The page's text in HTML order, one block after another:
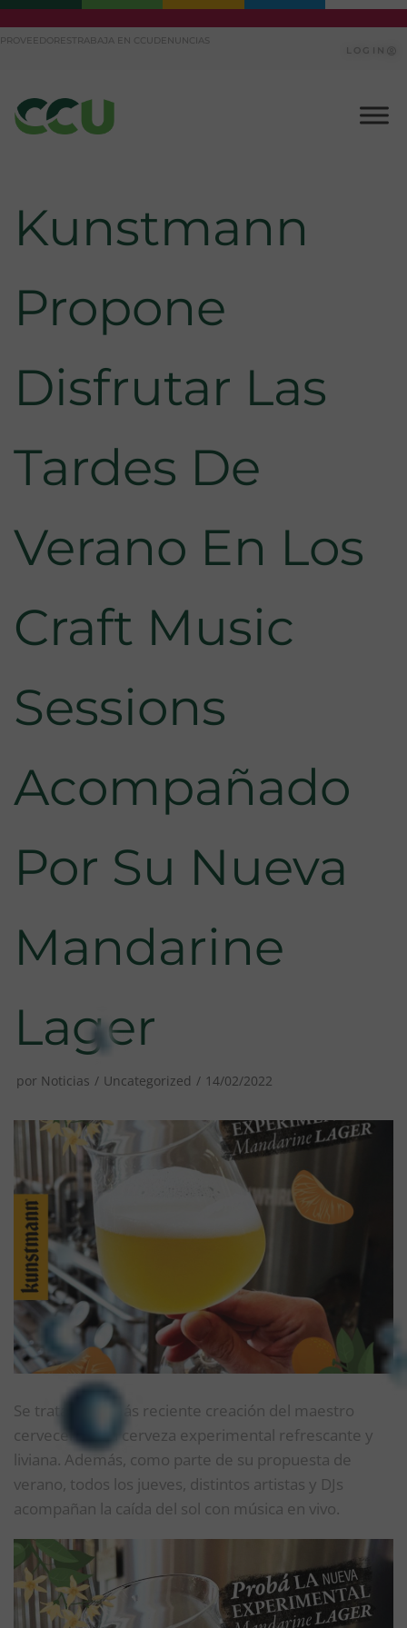
al
PROVEEDORES TRABAJA EN CCUDENUNCIAS
LOGIN
Kunstmann
Propone
Disfrutar Las
Tardes De
Verano En Los
Craft Music
Sessions
Acompañado
Por Su Nueva
Mandarine
Lager
por Noticias Uncategorized 14/02/2022
Se trata de la más reciente creación del maestro
cervecero: una cerveza experimental refrescante y
liviana. Además, como parte de su propuesta de
verano, todos los jueves, distintos artistas y DJs
acompañan la caída del sol con música en vivo.